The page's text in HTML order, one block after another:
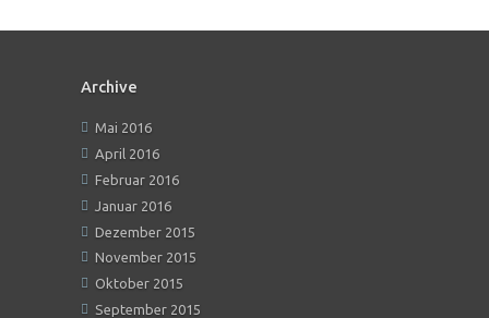
Archive
Mai 2016
April 2016
Februar 2016
Januar 2016
Dezember 2015
November 2015
Oktober 2015
September 2015